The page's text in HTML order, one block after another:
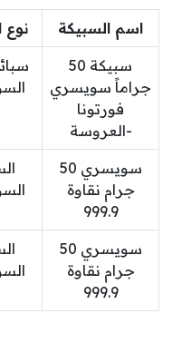
اسم السبيكة نوع
سبيكة 50
جراماً سويسري
فورتونا
-العروسة
سويسري 50
جرام نقاوة
999.9
سويسري 50
جرام نقاوة
999.9